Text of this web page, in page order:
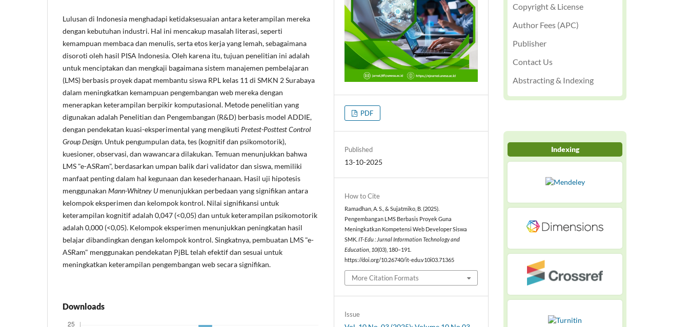
Lulusan di Indonesia menghadapi ketidaksesuaian antara keterampilan mereka
dengan kebutuhan industri. Hal ini mencakup masalah literasi, seperti
kemampuan membaca dan menulis, serta etos kerja yang lemah, sebagaimana
disoroti oleh hasil PISA Indonesia. Oleh karena itu, tujuan penelitian ini adalah
untuk menciptakan dan mengkaji bagaimana sistem manajemen pembelajaran
(LMS) berbasis proyek dapat membantu siswa RPL kelas 11 di SMKN 2 Surabaya
dalam meningkatkan kemampuan pengembangan web mereka dengan
menerapkan keterampilan berpikir komputasional. Metode penelitian yang
digunakan adalah Penelitian dan Pengembangan (R&D) berbasis model ADDIE,
dengan pendekatan kuasi-eksperimental yang mengikuti Pretest-Posttest Control
Group Design. Untuk pengumpulan data, tes (kognitif dan psikomotorik),
kuesioner, observasi, dan wawancara dilakukan. Temuan menunjukkan bahwa
LMS "e-ASRam", berdasarkan umpan balik dari validator dan siswa, memiliki
manfaat penting dalam hal kegunaan dan kesederhanaan. Hasil uji hipotesis
menggunakan Mann-Whitney Umenunjukkan perbedaan yang signifikan antara
kelompok eksperimen dan kelompok kontrol. Nilai signifikansi untuk
keterampilan kognitif adalah 0,047 (<0,05) dan untuk keterampilan psikomotorik
adalah 0,000 (<0,05). Kelompok eksperimen menunjukkan peningkatan hasil
belajar dibandingkan dengan kelompok kontrol. Singkatnya, pembuatan LMS "e-
ASRam" menggunakan pendekatan PjBL telah efektif dan sesuai untuk
meningkatkan keterampilan pengembangan web secara signifikan.
Downloads
PDF
Published
13-10-2025
How to Cite
Ramadhan, A. S., & Sujatmiko, B. (2025).
Pengembangan LMS Berbasis Proyek Guna
Meningkatkan Kompetensi Web Developer Siswa
SMK.IT-Edu : Jurnal Information Technology and
Education 10(03), 180–191.
https://doi.org/10.26740/it-edu.v10i03.71365
More Citation Formats
Issue
Copyright & License
Author Fees (APC)
Publisher
Contact Us
Abstracting & Indexing
Indexing